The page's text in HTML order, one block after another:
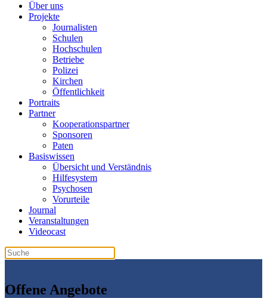
Über uns
Projekte
Journalisten
Schulen
Hochschulen
Betriebe
Polizei
Kirchen
Öffentlichkeit
Portraits
Partner
Kooperationspartner
Sponsoren
Paten
Basiswissen
Übersicht und Verständnis
Hilfesystem
Psychosen
Vorurteile
Journal
Veranstaltungen
Videocast
Offene Angebote